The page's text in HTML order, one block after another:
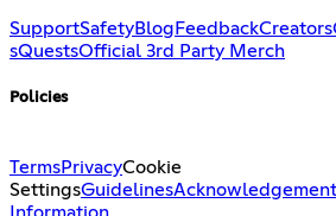
SupportSafetyBlog FeedbackCreators
sQuestsOfficial 3rd Party Merch
Policies
TermsPrivacyCookie
SettingsGuidelines